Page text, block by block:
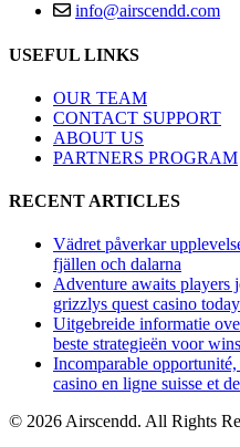
info@airscendd.com
USEFUL LINKS
OUR TEAM
CONTACT SUPPORT
ABOUT US
PARTNERS PROGRAM
RECENT ARTICLES
Vädret påverkar
fjällen och dalarna
Adventure awaits
grizzlys quest casino today
Uitgebreide informatie
beste strategieën voor
Incomparable
casino en ligne suisse et
© 2026 Airscendd. All Rights